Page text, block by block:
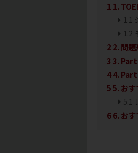
1 1.
1.1
1.2
22. 問
3 3.
44.
55. お
5.1
66. お